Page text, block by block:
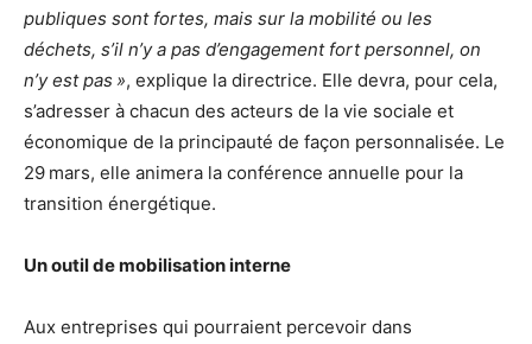
publiques sont fortes, mais sur la mobilité ou les
déchets, s’il n’y a pas d’engagement fort personnel, on
n’y est pas », explique la directrice. Elle devra, pour cela,
s’adresser à chacun des acteurs de la vie sociale et
économique de la principauté de façon personnalisée. Le
29 mars, elle animera la conférence annuelle pour la
transition énergétique.
Un outil de mobilisation interne
Aux entreprises qui pourraient percevoir dans